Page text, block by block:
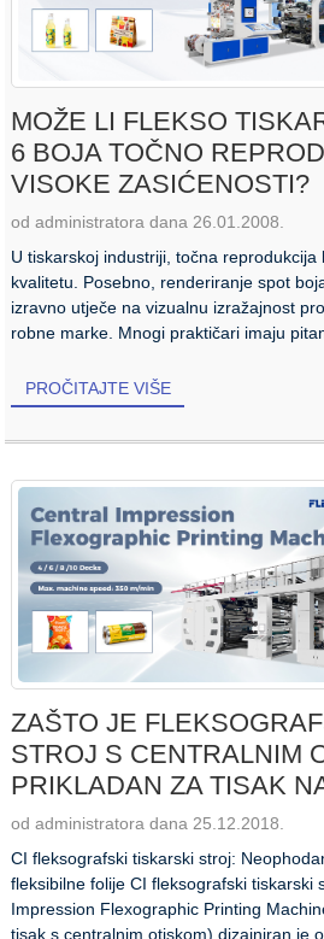
MOŽE LI FLEKSO
6 BOJA TOČNO
VISOKE ZASIĆENOSTI?
od administratora dana 26.01.2008.
U tiskarskoj industriji, točna
kvalitetu. Posebno, renderiranje spot
izravno utječe na vizualnu izražajnost
robne marke. Mnogi praktičari imaju
PROČITAJTE VIŠE
ZAŠTO JE
STROJ S CENTRALNIM
PRIKLADAN ZA TISAK
od administratora dana 25.12.2018.
CI fleksografski tiskarski stroj:
fleksibilne folije CI fleksografski tiskarski
Impression Flexographic Printing
tisak s centralnim otiskom) dizajniran je